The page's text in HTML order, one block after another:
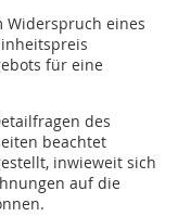
Widerspruch eines
für eine
des
beachtet
inwieweit sich
auf die